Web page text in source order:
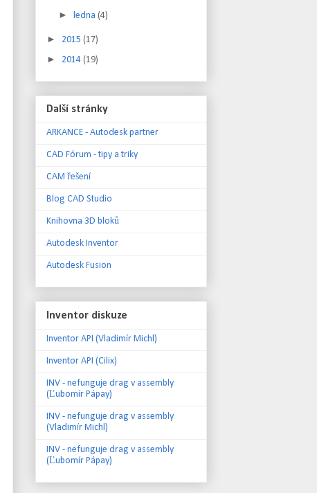
► ledna (4)
► 2015 (17)
► 2014 (19)
Další stránky
ARKANCE - Autodesk partner
CAD Fórum - tipy a triky
CAM řešení
Blog CAD Studio
Knihovna 3D bloků
Autodesk Inventor
Autodesk Fusion
Inventor diskuze
Inventor API (Vladimír Michl)
Inventor API (Cilix)
INV - nefunguje drag v assembly
(Ľubomír Pápay)
INV - nefunguje drag v assembly
(Vladimír Michl)
INV - nefunguje drag v assembly
(Ľubomír Pápay)